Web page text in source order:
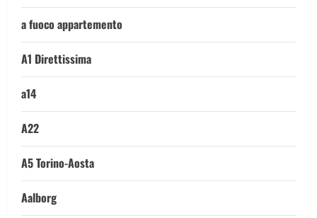
a fuoco appartemento
A1 Direttissima
a14
A22
A5 Torino-Aosta
Aalborg